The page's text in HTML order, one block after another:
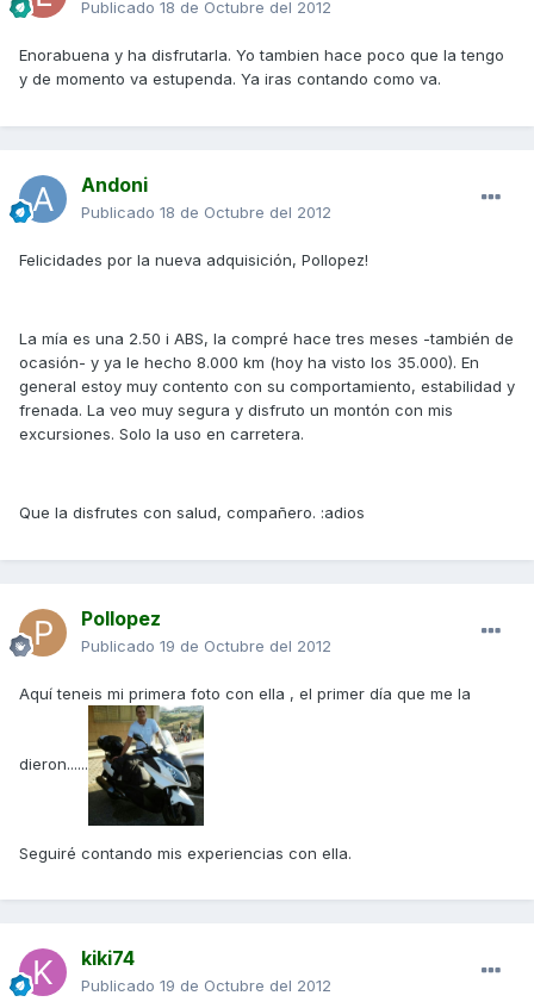
Publicado 18 de Octubre del 2012
Enorabuena y ha disfrutarla. Yo tambien hace poco que la tengo
y de momento va estupenda. Ya iras contando como va.
Andoni
Publicado 18 de Octubre del 2012
Felicidades por la nueva adquisición, Pollopez!
La mía es una 2.50 i ABS, la compré hace tres meses -también de
ocasión- y ya le hecho 8.000 km (hoy ha visto los 35.000). En
general estoy muy contento con su comportamiento, estabilidad y
frenada. La veo muy segura y disfruto un montón con mis
excursiones. Solo la uso en carretera.
Que la disfrutes con salud, compañero. :adios
Pollopez
Publicado 19 de Octubre del 2012
Aquí teneis mi primera foto con ella , el primer día que me la
dieron......
Seguiré contando mis experiencias con ella.
kiki74
Publicado 19 de Octubre del 2012